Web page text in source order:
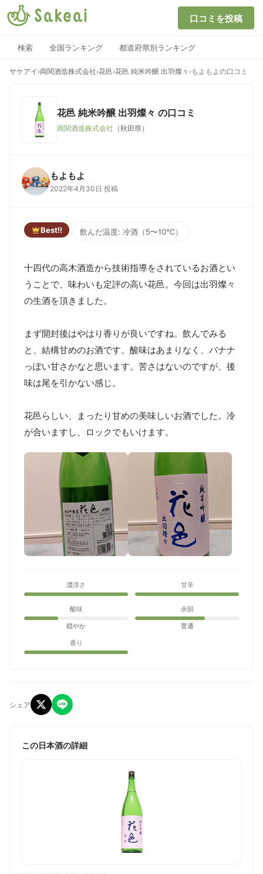
口コミを投稿
検索 全国ランキング 都道府県別ランキング
サケアイ ›両関酒造株式会社›花邑›花邑 純米吟醸 出羽燦々 ›もよもよの口コミ
花邑 純米吟醸 出羽燦々 の口コミ
両関酒造株式会社 （秋田県）
もよもよ
2022年4月30日 投稿
Best!! 飲んだ温度: 冷酒（5〜10℃）
十四代の高木酒造から技術指導をされているお酒とい
うことで、味わいも定評の高い花邑。今回は出羽燦々
の生酒を頂きました。
まず開封後はやはり香りが良いですね。飲んでみる
と、結構甘めのお酒です。酸味はあまりなく、バナナ
っぽい甘さかなと思います。苦さはないのですが、後
味は尾を引かない感じ。
花邑らしい、まったり甘めの美味しいお酒でした。冷
が合いますし、ロックでもいけます。
濃淳さ 甘辛
酸味
穏やか
余韻
普通
香り
シェア
この日本酒の詳細